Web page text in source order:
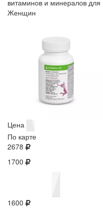
витаминов и минералов для
Женщин
Цена
По карте
2678
1700
1600